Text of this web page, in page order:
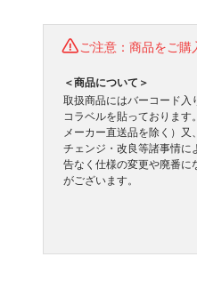
ご注意：商品をご購
＜商品について＞
取扱商品にはバーコード入
コラベルを貼っております
メーカー直送品を除く）又
チェンジ・改良等諸事情に
告なく仕様の変更や廃番に
がございます。